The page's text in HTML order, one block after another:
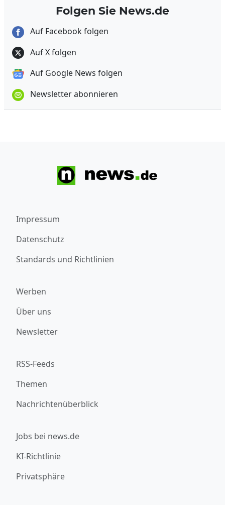
Folgen Sie News.de
Auf Facebook folgen
Auf X folgen
Auf Google News folgen
Newsletter abonnieren
Impressum
Datenschutz
Standards und Richtlinien
Werben
Über uns
Newsletter
RSS-Feeds
Themen
Nachrichtenüberblick
Jobs bei news.de
KI-Richtlinie
Privatsphäre